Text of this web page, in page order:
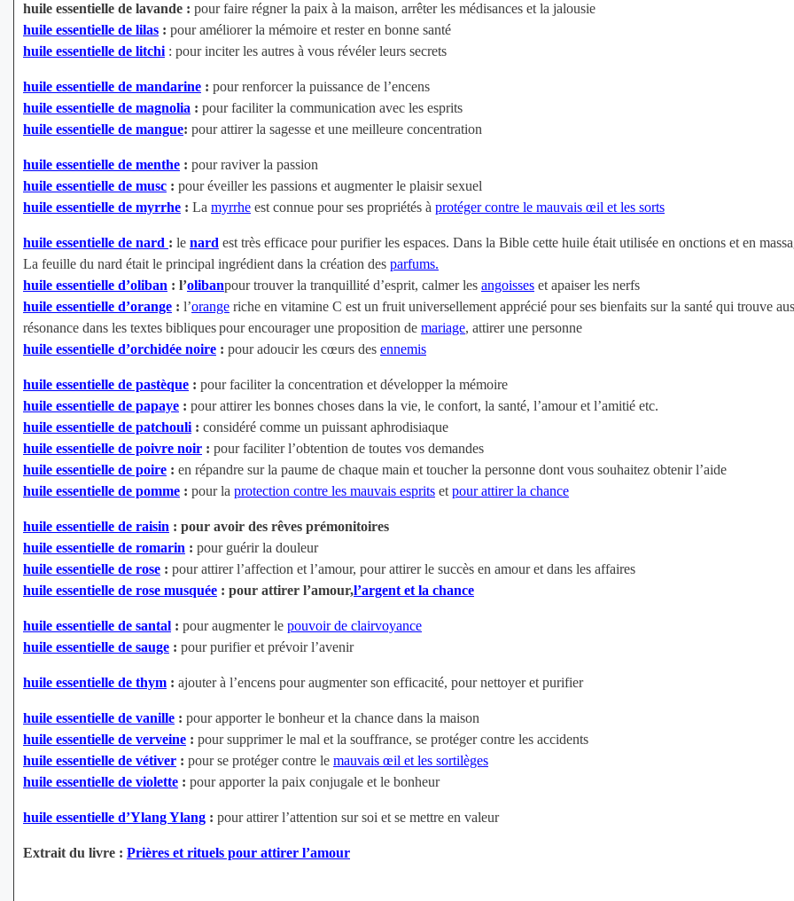
huile essentielle de lavande : pour faire régner la paix à la maison, arrêter les médisances et la jalousie
huile essentielle de lilas: pour améliorer la mémoire et rester en bonne santé
huile essentielle de litchi: pour inciter les autres à vous révéler leurs secrets
huile essentielle de mandarine: pour renforcer la puissance de l’encens
huile essentielle de magnolia : pour faciliter la communication avec les esprits
huile essentielle de mangue: pour attirer la sagesse et une meilleure concentration
huile essentielle de menthe: pour raviver la passion
huile essentielle de musc: pour éveiller les passions et augmenter le plaisir sexuel
huile essentielle de myrrhe: La myrrheest connue pour ses propriétés à protéger contre le mauvais œil et les sorts
huile essentielle de nard : le nard est très efficace pour purifier les espaces. Dans la Bible cette huile était utilisée en onctions et en
La feuille du nard était le principal ingrédient dans la création des parfums.
huile essentielle d’oliban : l’olibanpour trouver la tranquillité d’esprit, calmer les angoisseset apaiser les nerfs
huile essentielle d’orange: l’orangeriche en vitamine C est un fruit universellement apprécié pour ses bienfaits sur la santé qui trouve
résonance dans les textes bibliques pour encourager une proposition de mariage, attirer une personne
huile essentielle d’orchidée noire: pour adoucir les cœurs des ennemis
huile essentielle de pastèque: pour faciliter la concentration et développer la mémoire
huile essentielle de papaye: pour attirer les bonnes choses dans la vie, le confort, la santé, l’amour et l’amitié etc.
huile essentielle de patchouli: considéré comme un puissant aphrodisiaque
huile essentielle de poivre noir: pour faciliter l’obtention de toutes vos demandes
huile essentielle de poire: en répandre sur la paume de chaque main et toucher la personne dont vous souhaitez obtenir l’aide
huile essentielle de pomme: pour la protection contre les mauvais espritset pour attirer la chance
huile essentielle de raisin : pour avoir des rêves prémonitoires
huile essentielle de romarin : pour guérir la douleur
huile essentielle de rose: pour attirer l’affection et l’amour, pour attirer le succès en amour et dans les affaires
huile essentielle de rose musquée: pour attirer l’amour,l’argent et la chance
huile essentielle de santal: pour augmenter le pouvoir de clairvoyance
huile essentielle de sauge: pour purifier et prévoir l’avenir
huile essentielle de thym: ajouter à l’encens pour augmenter son efficacité, pour nettoyer et purifier
huile essentielle de vanille: pour apporter le bonheur et la chance dans la maison
huile essentielle de verveine: pour supprimer le mal et la souffrance, se protéger contre les accidents
huile essentielle de vétiver: pour se protéger contre le mauvais œil et les sortilèges
huile essentielle de violette: pour apporter la paix conjugale et le bonheur
huile essentielle d’Ylang Ylang: pour attirer l’attention sur soi et se mettre en valeur
Extrait du livre : Prières et rituels pour attirer l’amour